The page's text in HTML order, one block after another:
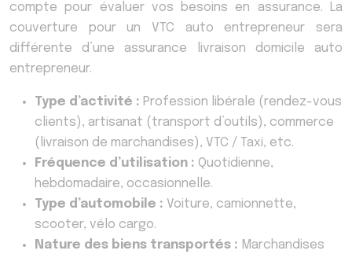
compte pour évaluer vos besoins en assurance. La
couverture pour un VTC auto entrepreneur sera
différente d’une assurance livraison domicile auto
entrepreneur.
Type d’activité : Profession libérale (rendez-vous
clients), artisanat (transport d’outils), commerce
(livraison de marchandises), VTC / Taxi, etc.
Fréquence d’utilisation : Quotidienne,
hebdomadaire, occasionnelle.
Type d’automobile : Voiture, camionnette,
scooter, vélo cargo.
Nature des biens transportés : Marchandises